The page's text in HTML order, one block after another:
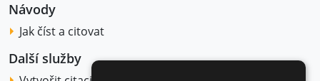
Návody
Jak číst a citovat
Další služby